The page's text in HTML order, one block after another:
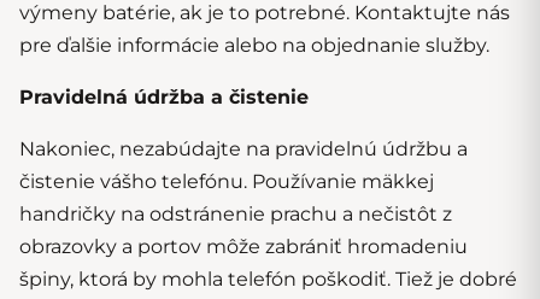
výmeny batérie, ak je to potrebné. Kontaktujte nás
pre ďalšie informácie alebo na objednanie služby.
Pravidelná údržba a čistenie
Nakoniec, nezabúdajte na pravidelnú údržbu a
čistenie vášho telefónu. Používanie mäkkej
handričky na odstránenie prachu a nečistôt z
obrazovky a portov môže zabrániť hromadeniu
špiny, ktorá by mohla telefón poškodiť. Tiež je dobré